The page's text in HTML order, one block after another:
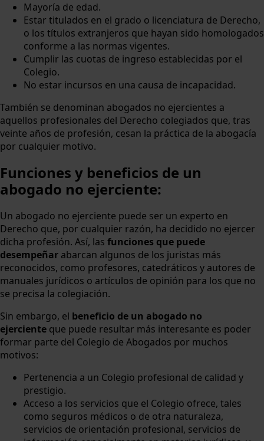
Mayoría de edad.
Estar titulados en el grado o licenciatura de Derecho,
o los títulos extranjeros que hayan sido homologados
conforme a las normas vigentes.
Cumplir las cuotas de ingreso establecidas por el
Colegio.
No estar incursos en una causa de incapacidad.
También se denominan abogados no ejercientes a
aquellos profesionales del Derecho colegiados que, tras
veinte años de profesión, cesan la práctica de la abogacía
por cualquier motivo.
Funciones y beneficios de un
abogado no ejerciente:
Un abogado no ejerciente puede ser un experto en
Derecho que, por cualquier razón, ha decidido no ejercer
dicha profesión. Así, las funciones que puede
desempeñar abarcan algunos de los juristas más
reconocidos, como profesores, catedráticos y autores de
manuales jurídicos o artículos de opinión para los que no
se precisa la colegiación.
Sin embargo, el beneficio de un abogado no
ejerciente que puede resultar más interesante es poder
formar parte del Colegio de Abogados por muchos
motivos:
Pertenencia a un Colegio profesional de calidad y
prestigio.
Acceso a los servicios que el Colegio ofrece, tales
como seguros médicos o de otra naturaleza,
servicios de orientación profesional, servicios de